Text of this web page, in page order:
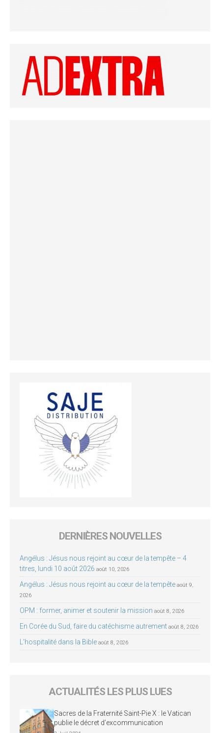
DERNIÈRES NOUVELLES
Angélus : Jésus nous rejoint au cœur de la tempête – 4
titres, lundi 10 août 2026 août 10, 2026
Angélus : Jésus nous rejoint au cœur de la tempête août 9,
2026
OPM : former, animer et soutenir la mission août 8, 2026
En Corée du Sud, faire du catéchisme autrement août 8, 2026
L’hospitalité dans la Bible août 8, 2026
ACTUALITÉS LES PLUS LUES
Sacres de la Fraternité Saint-Pie X : le Vatican
publie le décret d’excommunication